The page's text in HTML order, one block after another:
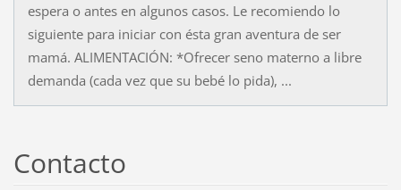
espera o antes en algunos casos. Le recomiendo lo
siguiente para iniciar con ésta gran aventura de ser
mamá. ALIMENTACIÓN: *Ofrecer seno materno a libre
demanda (cada vez que su bebé lo pida), ...
Contacto